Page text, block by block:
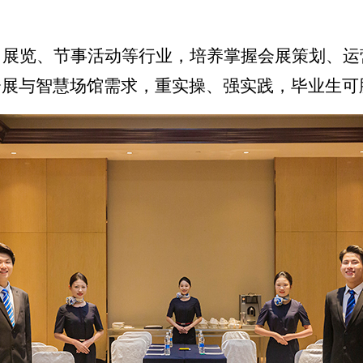
览、节事活动等行业，培养掌握会展策划、
与智慧场馆需求，重实操、强实践，毕业生